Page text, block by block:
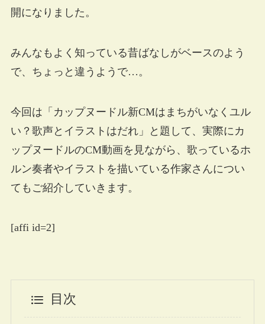
開になりました。
みんなもよく知っている昔ばなしがベースのよう
で、ちょっと違うようで…。
今回は「カップヌードル新CMはまちがいなくユル
い？歌声とイラストはだれ」と題して、実際にカ
ップヌードルのCM動画を見ながら、歌っているホ
ルン奏者やイラストを描いている作家さんについ
てもご紹介していきます。
[affi id=2]
目次